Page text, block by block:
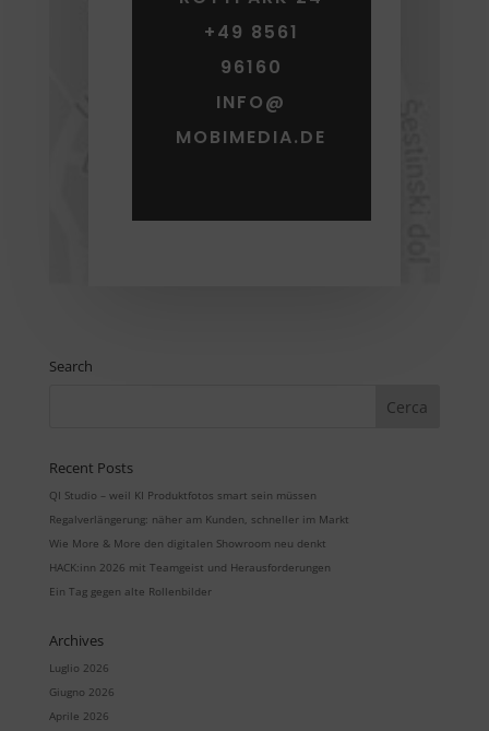
+49 8561
96160
INFO@
MOBIMEDIA.DE
Search
Recent Posts
QI Studio – weil KI Produktfotos smart sein müssen
Regalverlängerung: näher am Kunden, schneller im Markt
Wie More & More den digitalen Showroom neu denkt
HACK:inn 2026 mit Teamgeist und Herausforderungen
Ein Tag gegen alte Rollenbilder
Archives
Luglio 2026
Giugno 2026
Aprile 2026